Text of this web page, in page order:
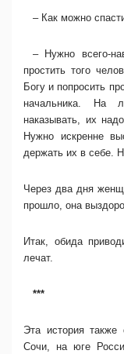
– Как можно
– Нужно всего-
простить того
Богу и попросить
начальника. На
наказывать, их
Нужно искренне
держать их в себе.
Через два дня
прошло, она
Итак, обида
лечат.
***
Эта история
Сочи, на юге